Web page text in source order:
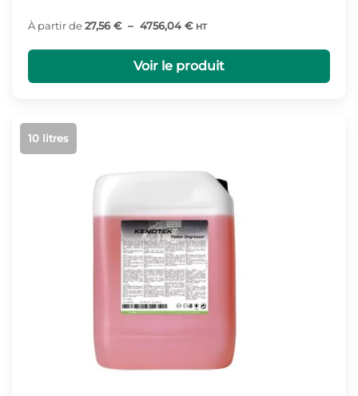
À partir de27,56 € – 4756,04 €Plage
27,56 €
à
HT
Voir le produit
10 litres